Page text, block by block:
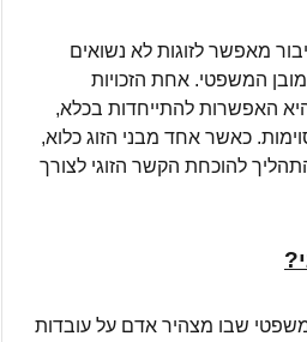
מאפשר לזוגות לא נשואים
המשפטי. אחת הזכויות
היא האפשרות להתייחדות בכלא,
כאשר אחד מבני הזוג כלוא,
להוכחת הקשר הזוגי לצורך
משפטי שבו מצהיר אדם על עובדות